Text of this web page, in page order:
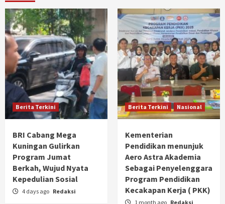
Berita Terkini
BRI Cabang Mega
Kuningan Gulirkan
Program Jumat
Berkah, Wujud Nyata
Kepedulian Sosial
4 days ago Redaksi
Berita Terkini Nasional
Kementerian
Pendidikan menunjuk
Aero Astra Akademia
Sebagai Penyelenggara
Program Pendidikan
Kecakapan Kerja ( PKK)
1 month ago Redaksi